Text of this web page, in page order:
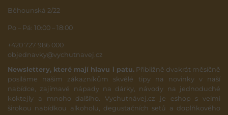
Běhounská 2/22
Po – Pá: 10:00 – 18:00
+420 727 986 000
objednavky@vychutnavej.cz
Newslettery, které mají hlavu i patu.Přibližně dvakrát měsíčně
posíláme našim zákazníkům skvělé tipy na novinky v naší
nabídce, zajímavé nápady na dárky, návody na jednoduché
koktejly a mnoho dalšího. Vychutnávej.cz je eshop s velmi
širokou nabídkou alkoholu, degustačních setů a doplňkového